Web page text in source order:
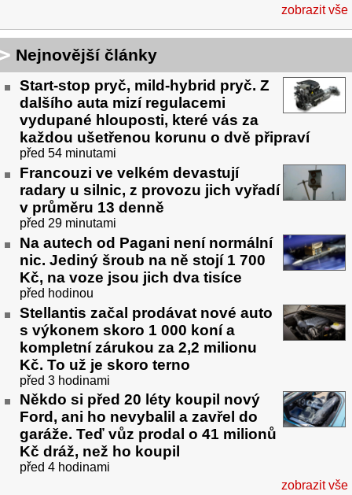
zobrazit vše
Nejnovější články
Start-stop pryč, mild-hybrid pryč. Z
dalšího auta mizí regulacemi
vydupané hlouposti, které vás za
každou ušetřenou korunu o dvě připraví
před 54 minutami
Francouzi ve velkém devastují
radary u silnic, z provozu jich vyřadí
v průměru 13 denně
před 29 minutami
Na autech od Pagani není normální
nic. Jediný šroub na ně stojí 1 700
Kč, na voze jsou jich dva tisíce
před hodinou
Stellantis začal prodávat nové auto
s výkonem skoro 1 000 koní a
kompletní zárukou za 2,2 milionu
Kč. To už je skoro terno
před 3 hodinami
Někdo si před 20 léty koupil nový
Ford, ani ho nevybalil a zavřel do
garáže. Teď vůz prodal o 41 milionů
Kč dráž, než ho koupil
před 4 hodinami
zobrazit vše